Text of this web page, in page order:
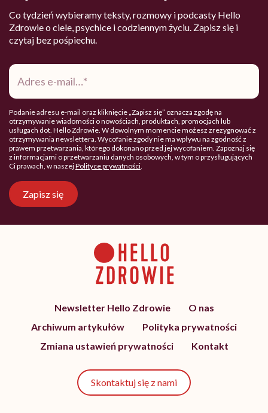
Co tydzień wybieramy teksty, rozmowy i podcasty Hello
Zdrowie o ciele, psychice i codziennym życiu. Zapisz się i
czytaj bez pośpiechu.
Adres
mail*
Podanie adresu e-mail oraz kliknięcie „Zapisz się” oznacza zgodę na
otrzymywanie wiadomości o nowościach, produktach, promocjach lub
usługach dot. Hello Zdrowie. W dowolnym momencie możesz zrezygnować z
otrzymywania newslettera. Wycofanie zgody nie ma wpływu na zgodność z
prawem przetwarzania, którego dokonano przed jej wycofaniem. Zapoznaj się
z informacjami o przetwarzaniu danych osobowych, w tym o przysługujących
Ci prawach, w naszejPolityce prywatności.
Zapisz się
Newsletter Hello Zdrowie
O nas
Archiwum artykułów
Polityka prywatności
Zmiana ustawień prywatności
Kontakt
Skontaktuj się z nami